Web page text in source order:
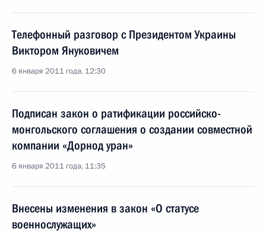
Телефонный разговор с Президентом Украины
Виктором Януковичем
6 января 2011 года, 12:30
Подписан закон о ратификации российско-
монгольского соглашения о создании совместной
компании «Дорнод уран»
6 января 2011 года, 11:35
Внесены изменения в закон «О статусе
военнослужащих»